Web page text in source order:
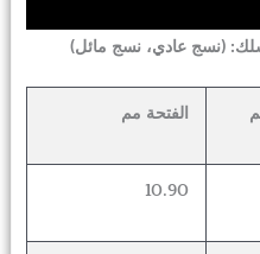
(نسج عادي، نسج مائل)
الفتحة مم
10.90